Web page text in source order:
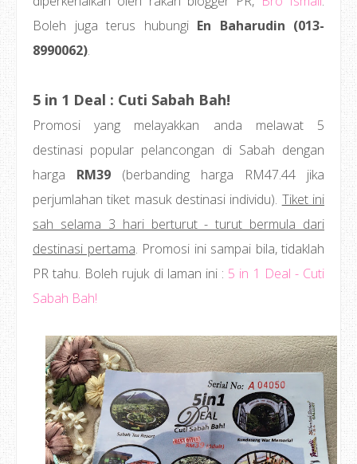
Boleh juga terus hubungi En Baharudin (013-
8990062).
5 in 1 Deal : Cuti Sabah Bah!
Promosi yang melayakkan anda melawat 5
destinasi popular pelancongan di Sabah dengan
harga RM39 (berbanding harga RM47.44 jika
perjumlahan tiket masuk destinasi individu). Tiket ini
sah selama 3 hari berturut - turut bermula dari
destinasi pertama. Promosi ini sampai bila, tidaklah
PR tahu. Boleh rujuk di laman ini : 5 in 1 Deal - Cuti
Sabah Bah!